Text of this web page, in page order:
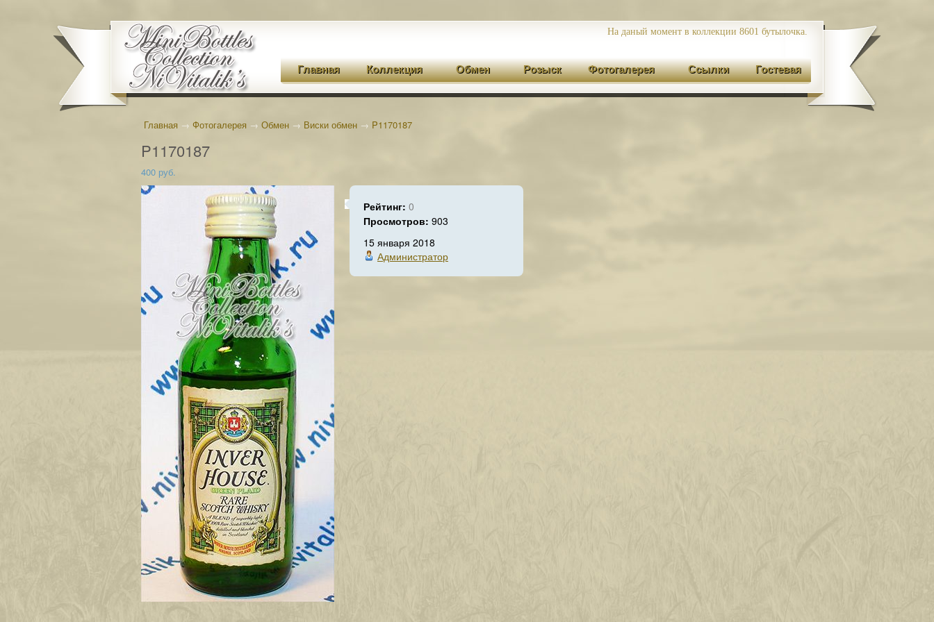
На даный момент в коллекции 8601 бутылочка.
Главная Коллекция Обмен Розыск Фотогалерея Ссылки Гостевая
Главная → Фотогалерея → Обмен → Виски обмен → P1170187
P1170187
400 руб.
Рейтинг: 0
Просмотров: 903
15 января 2018
Администратор